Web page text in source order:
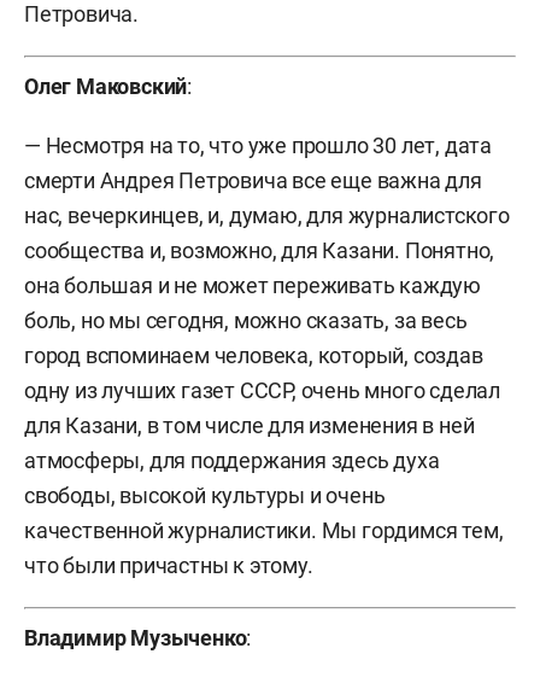
Петровича.
Олег Маковский:
— Несмотря на то, что уже прошло 30 лет, дата
смерти Андрея Петровича все еще важна для
нас, вечеркинцев, и, думаю, для журналистского
сообщества и, возможно, для Казани. Понятно,
она большая и не может переживать каждую
боль, но мы сегодня, можно сказать, за весь
город вспоминаем человека, который, создав
одну из лучших газет СССР, очень много сделал
для Казани, в том числе для изменения в ней
атмосферы, для поддержания здесь духа
свободы, высокой культуры и очень
качественной журналистики. Мы гордимся тем,
что были причастны к этому.
Владимир Музыченко: